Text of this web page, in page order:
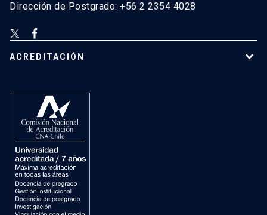
Dirección de Postgrado: +56 2 2354 4028
ACREDITACIÓN